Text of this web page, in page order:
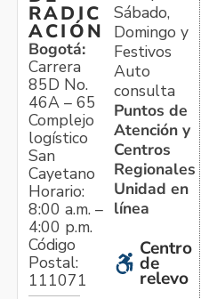
RADIC
ACIÓN
Bogotá:
Carrera
85D No.
46A – 65
Complejo
logístico
San
Cayetano
Horario:
8:00 a.m. –
4:00 p.m.
Código
Postal:
111071
Sábado,
Domingo y
Festivos
Auto
consulta
Puntos de
Atención y
Centros
Regionales
Unidad en
línea
Centro
de
relevo